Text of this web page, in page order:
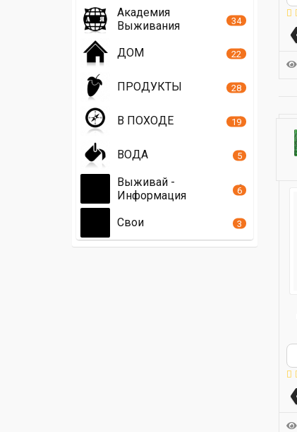
Академия
Выживания
34
ДОМ 22
ПРОДУКТЫ 28
В ПОХОДЕ 19
ВОДА 5
Выживай -
Информация
6
Свои 3